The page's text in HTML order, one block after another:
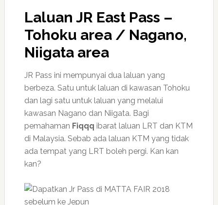
Laluan JR East Pass –
Tohoku area / Nagano,
Niigata area
JR Pass ini mempunyai dua laluan yang
berbeza. Satu untuk laluan di kawasan Tohoku
dan lagi satu untuk laluan yang melalui
kawasan Nagano dan Niigata. Bagi
pemahaman Fiqqq ibarat laluan LRT dan KTM
di Malaysia. Sebab ada laluan KTM yang tidak
ada tempat yang LRT boleh pergi. Kan kan
kan?